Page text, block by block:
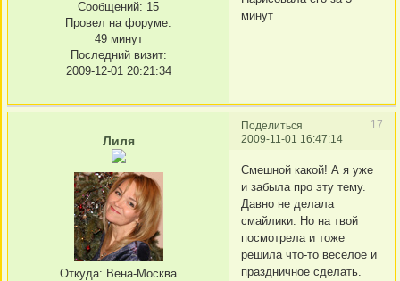
Сообщений: 15
Провел на форуме:
49 минут
Последний визит:
2009-12-01 20:21:34
минут
Поделиться
17
2009-11-01 16:47:14
Лиля
Откуда: Вена-Москва
Смешной какой! А я уже
и забыла про эту тему.
Давно не делала
смайлики. Но на твой
посмотрела и тоже
решила что-то веселое и
праздничное сделать.